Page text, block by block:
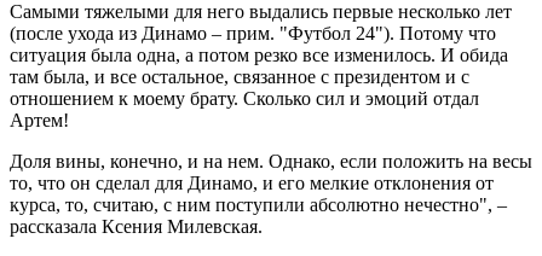
Самыми тяжелыми для него выдались первые несколько лет
(после ухода из Динамо – прим. "Футбол 24"). Потому что
ситуация была одна, а потом резко все изменилось. И обида
там была, и все остальное, связанное с президентом и с
отношением к моему брату. Сколько сил и эмоций отдал
Артем!
Доля вины, конечно, и на нем. Однако, если положить на весы
то, что он сделал для Динамо, и его мелкие отклонения от
курса, то, считаю, с ним поступили абсолютно нечестно", –
рассказала Ксения Милевская.